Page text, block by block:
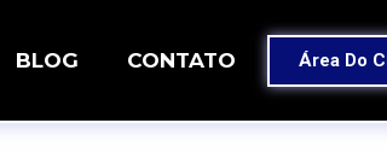
BLOG CONTATO Área Do